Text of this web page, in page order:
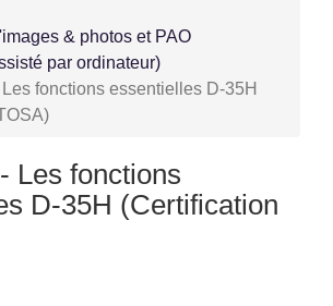
& photos et PAO
par ordinateur)
Les fonctions essentielles D-35H
Les fonctions
D-35H (Certification